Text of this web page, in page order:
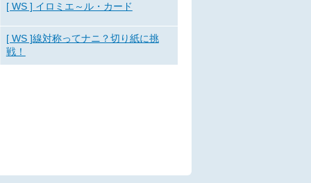
[ WS ] イロミエ～ル・カード
[ WS ]線対称ってナニ？切り紙に挑
戦！